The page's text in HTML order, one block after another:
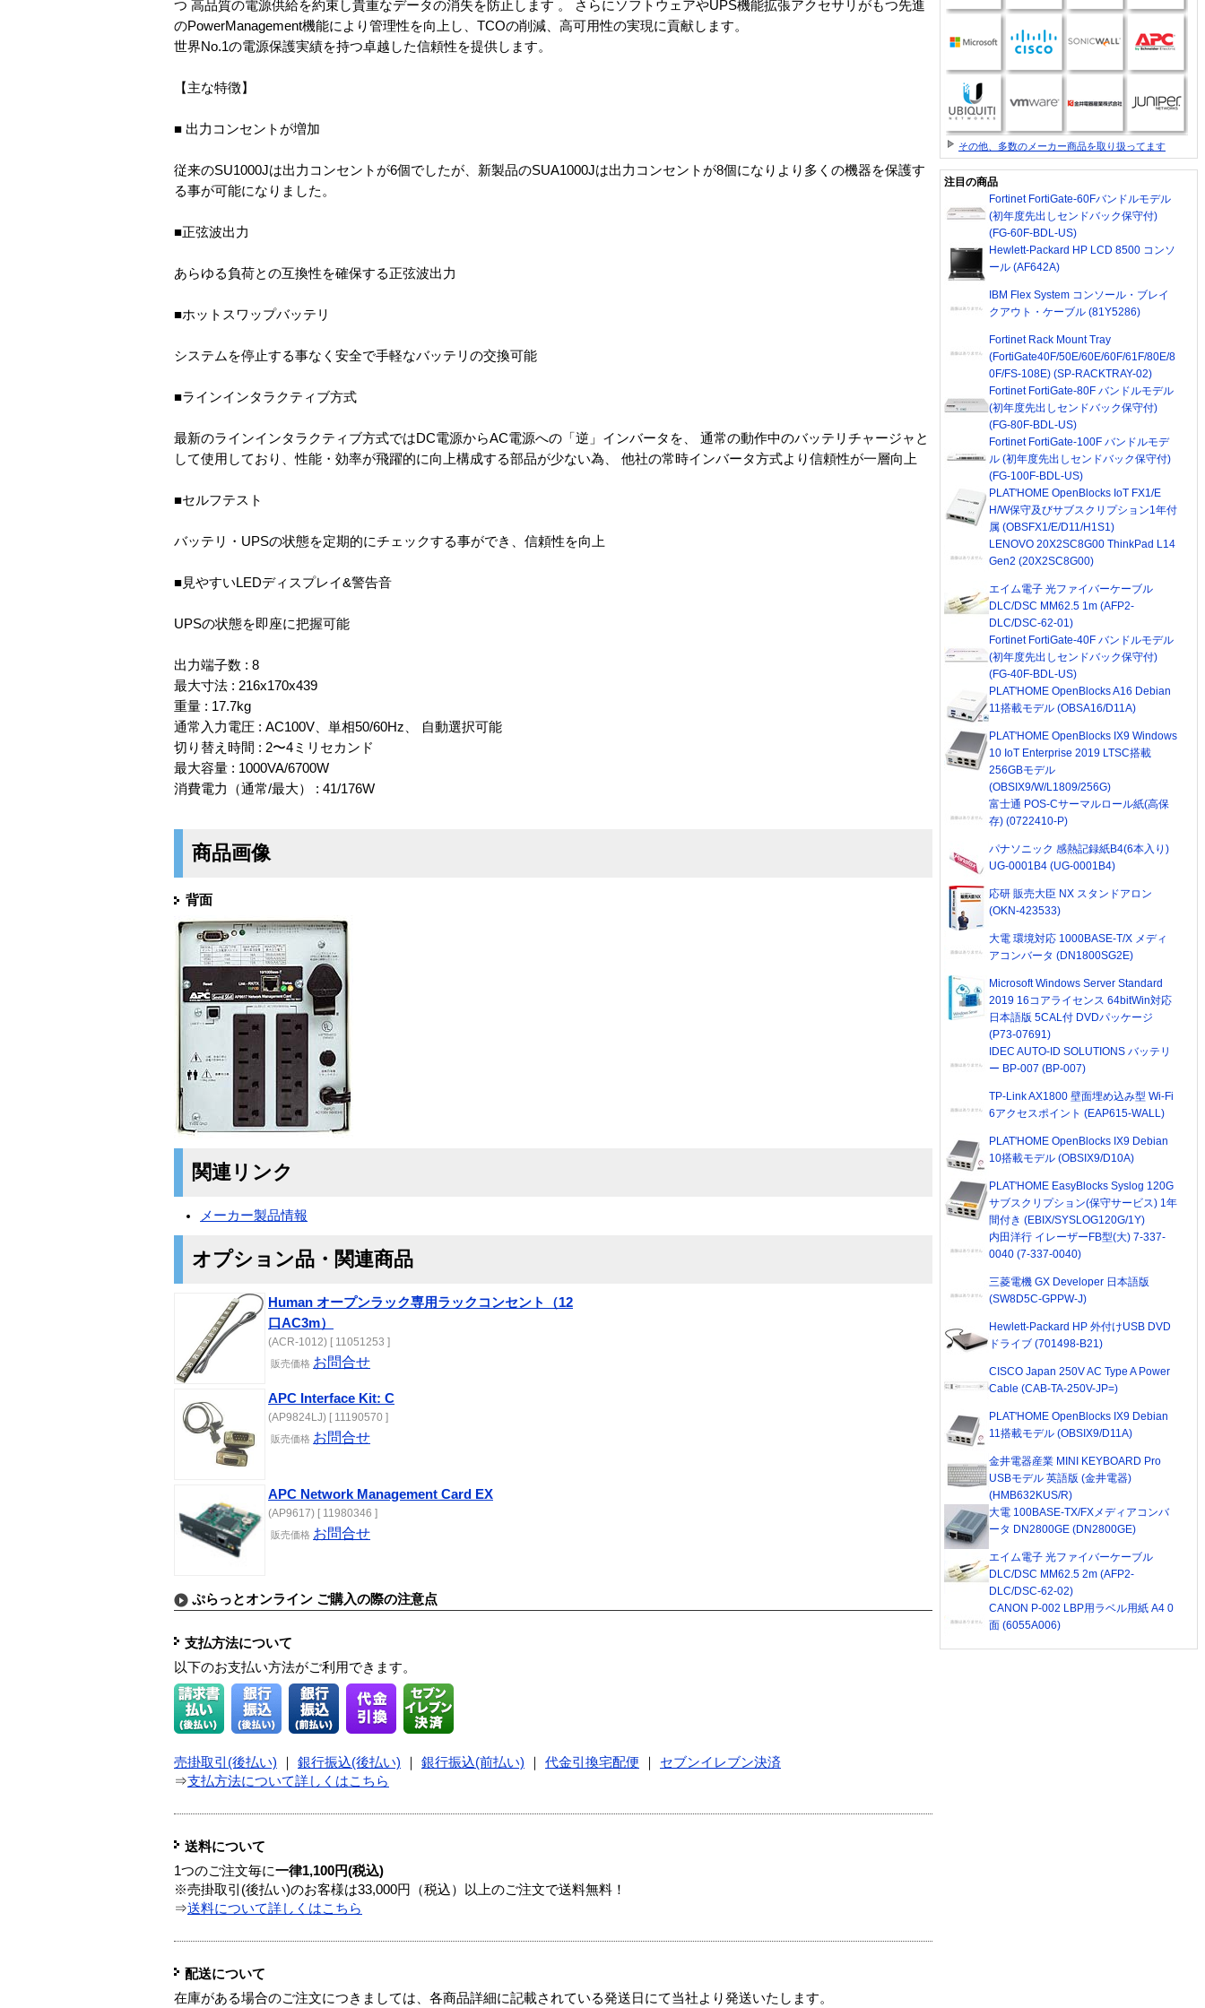
つ 高品質の電源供給を約束し貴重なデータの消失を防止します 。 さらにソフトウェアやUPS機能拡張アクセサリがもつ先進
のPowerManagement機能により管理性を向上し、TCOの削減、高可用性の実現に貢献します。
世界No.1の電源保護実績を持つ卓越した信頼性を提供します。
【主な特徴】
■ 出力コンセントが増加
従来のSU1000Jは出力コンセントが6個でしたが、新製品のSUA1000Jは出力コンセントが8個になりより多くの機器を保護す
る事が可能になりました。
■正弦波出力
あらゆる負荷との互換性を確保する正弦波出力
■ホットスワップバッテリ
システムを停止する事なく安全で手軽なバッテリの交換可能
■ラインインタラクティブ方式
最新のラインインタラクティブ方式ではDC電源からAC電源への「逆」インバータを、 通常の動作中のバッテリチャージャと
して使用しており、性能・効率が飛躍的に向上構成する部品が少ない為、 他社の常時インバータ方式より信頼性が一層向上
■セルフテスト
バッテリ・UPSの状態を定期的にチェックする事ができ、信頼性を向上
■見やすいLEDディスプレイ&警告音
UPSの状態を即座に把握可能
出力端子数 : 8
最大寸法 : 216x170x439
重量 : 17.7kg
通常入力電圧 : AC100V、単相50/60Hz、 自動選択可能
切り替え時間 : 2〜4ミリセカンド
最大容量 : 1000VA/6700W
消費電力（通常/最大） : 41/176W
商品画像
背面
関連リンク
メーカー製品情報
オプション品・関連商品
Human オープンラック専用ラックコンセント（12
口AC3m）
(ACR-1012) [ 11051253 ]
販売価格 お問合せ
APC Interface Kit: C
(AP9824LJ) [ 11190570 ]
販売価格 お問合せ
APC Network Management Card EX
(AP9617) [ 11980346 ]
販売価格 お問合せ
ぷらっとオンライン ご購入の際の注意点
支払方法について
以下のお支払い方法がご利用できます。
売掛取引(後払い) 銀行振込(後払い) 銀行振込(前払い) 代金引換宅配便
セブンイレブン決済
⇒支払方法について詳しくはこちら
送料について
1つのご注文毎に一律1,100円(税込)
※売掛取引(後払い)のお客様は33,000円（税込）以上のご注文で送料無料！
⇒送料について詳しくはこちら
配送について
在庫がある場合のご注文につきましては、各商品詳細に記載されている発送日にて当社より発送いたします。
その他、多数のメーカー商品を取り扱ってます
注目の商品
Fortinet FortiGate-60Fバンドルモデル
(初年度先出しセンドバック保守付)
(FG-60F-BDL-US)
Hewlett-Packard HP LCD 8500 コンソ
ール (AF642A)
IBM Flex System コンソール・ブレイ
クアウト・ケーブル (81Y5286)
Fortinet Rack Mount Tray
(FortiGate40F/50E/60E/60F/61F/80E/8
0F/FS-108E) (SP-RACKTRAY-02)
Fortinet FortiGate-80F バンドルモデル
(初年度先出しセンドバック保守付)
(FG-80F-BDL-US)
Fortinet FortiGate-100F バンドルモデ
ル (初年度先出しセンドバック保守付)
(FG-100F-BDL-US)
PLAT'HOME OpenBlocks IoT FX1/E
H/W保守及びサブスクリプション1年付
属 (OBSFX1/E/D11/H1S1)
LENOVO 20X2SC8G00 ThinkPad L14
Gen2 (20X2SC8G00)
エイム電子 光ファイバーケーブル
DLC/DSC MM62.5 1m (AFP2-
DLC/DSC-62-01)
Fortinet FortiGate-40F バンドルモデル
(初年度先出しセンドバック保守付)
(FG-40F-BDL-US)
PLAT'HOME OpenBlocks A16 Debian
11搭載モデル (OBSA16/D11A)
PLAT'HOME OpenBlocks IX9 Windows
10 IoT Enterprise 2019 LTSC搭載
256GBモデル
(OBSIX9/W/L1809/256G)
富士通 POS-Cサーマルロール紙(高保
存) (0722410-P)
パナソニック 感熱記録紙B4(6本入り)
UG-0001B4 (UG-0001B4)
応研 販売大臣 NX スタンドアロン
(OKN-423533)
大電 環境対応 1000BASE-T/X メディ
アコンバータ (DN1800SG2E)
Microsoft Windows Server Standard
2019 16コアライセンス 64bitWin対応
日本語版 5CAL付 DVDパッケージ
(P73-07691)
IDEC AUTO-ID SOLUTIONS バッテリ
ー BP-007 (BP-007)
TP-Link AX1800 壁面埋め込み型 Wi-Fi
6アクセスポイント (EAP615-WALL)
PLAT'HOME OpenBlocks IX9 Debian
10搭載モデル (OBSIX9/D10A)
PLAT'HOME EasyBlocks Syslog 120G
サブスクリプション(保守サービス) 1年
間付き (EBIX/SYSLOG120G/1Y)
内田洋行 イレーザーFB型(大) 7-337-
0040 (7-337-0040)
三菱電機 GX Developer 日本語版
(SW8D5C-GPPW-J)
Hewlett-Packard HP 外付けUSB DVD
ドライブ (701498-B21)
CISCO Japan 250V AC Type A Power
Cable (CAB-TA-250V-JP=)
PLAT'HOME OpenBlocks IX9 Debian
11搭載モデル (OBSIX9/D11A)
金井電器産業 MINI KEYBOARD Pro
USBモデル 英語版 (金井電器)
(HMB632KUS/R)
大電 100BASE-TX/FXメディアコンバ
ータ DN2800GE (DN2800GE)
エイム電子 光ファイバーケーブル
DLC/DSC MM62.5 2m (AFP2-
DLC/DSC-62-02)
CANON P-002 LBP用ラベル用紙 A4 0
面 (6055A006)